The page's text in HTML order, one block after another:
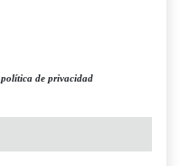
política de privacidad